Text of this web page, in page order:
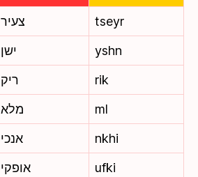
צעיר
tseyr
ישן
yshn
ריק
rik
מלא
ml
אנכי
nkhi
אופקי
ufki